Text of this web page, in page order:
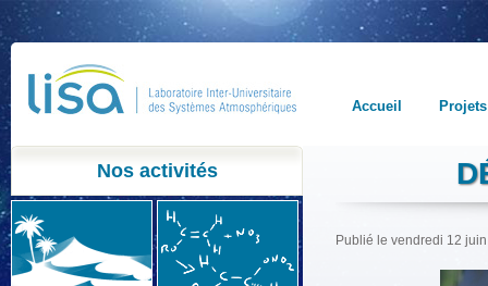
Accueil Projets
Nos activités
Publié le vendredi 12